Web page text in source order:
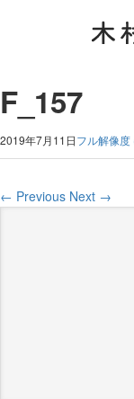
F_157
2019年7月11日フル解像
← Previous Next →